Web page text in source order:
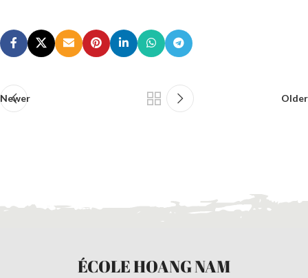
Newer Older
ÉCOLE HOANG NAM